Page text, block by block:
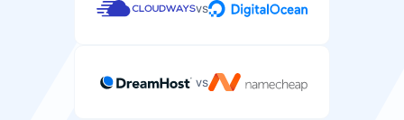
vs
vs